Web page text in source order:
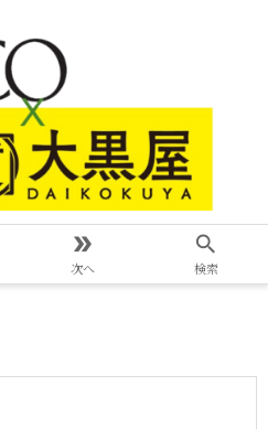

次へ

検索